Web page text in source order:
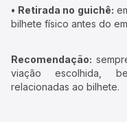
• Retirada no guichê:
bilhete físico antes do
Recomendação:
viação escolhida,
relacionadas ao bilhete.